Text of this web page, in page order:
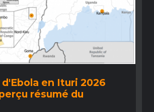
en Ituri 2026
résumé du